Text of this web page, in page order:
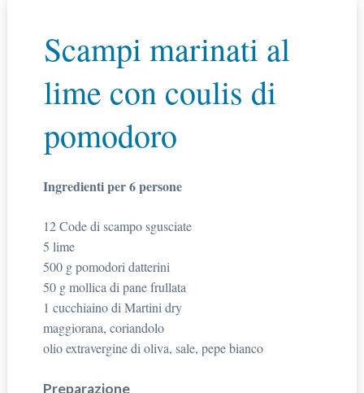
Scampi marinati al
lime con coulis di
pomodoro
Ingredienti per 6 persone
12 Code di scampo sgusciate
5 lime
500 g pomodori datterini
50 g mollica di pane frullata
1 cucchiaino di Martini dry
maggiorana, coriandolo
olio extravergine di oliva, sale, pepe bianco
Preparazione